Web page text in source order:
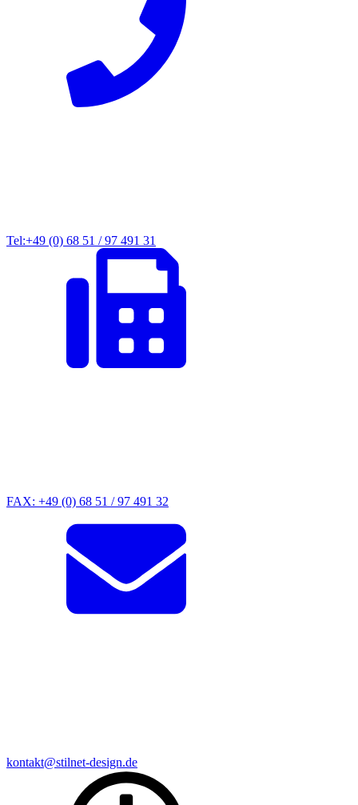
Tel:+49 (0) 68 51 / 97 491 31
FAX: +49 (0) 68 51 / 97 491 32
kontakt@stilnet-design.de